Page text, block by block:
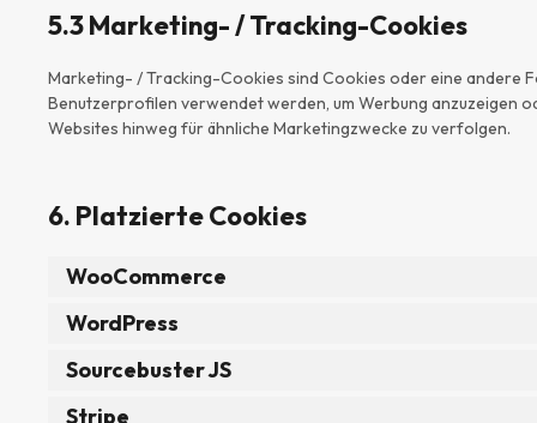
5.3 Marketing- / Tracking-Cookies
Marketing- / Tracking-Cookies sind Cookies oder eine andere
Benutzerprofilen verwendet werden, um Werbung anzuzeigen
Websites hinweg für ähnliche Marketingzwecke zu verfolgen.
6. Platzierte Cookies
WooCommerce
WordPress
Sourcebuster JS
Stripe